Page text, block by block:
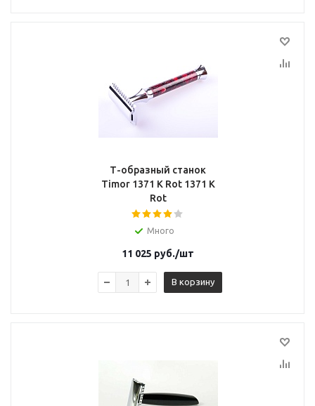
Т-образный станок
Timor 1371 K Rot 1371 K
Rot
Много
11 025 руб./шт
В корзину